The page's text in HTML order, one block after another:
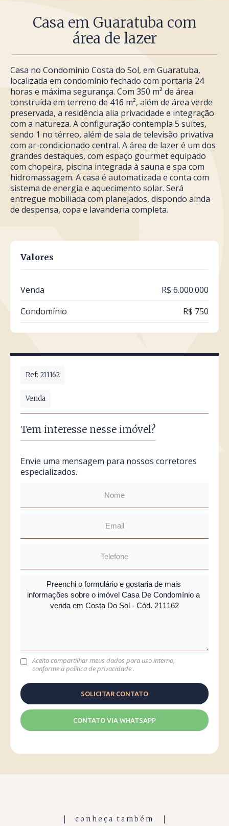
Casa em Guaratuba com
área de lazer
Casa no Condomínio Costa do Sol, em Guaratuba,
localizada em condomínio fechado com portaria 24
horas e máxima segurança. Com 350 m² de área
construída em terreno de 416 m², além de área verde
preservada, a residência alia privacidade e integração
com a natureza. A configuração contempla 5 suítes,
sendo 1 no térreo, além de sala de televisão privativa
com ar-condicionado central. A área de lazer é um dos
grandes destaques, com espaço gourmet equipado
com chopeira, piscina integrada à sauna e spa com
hidromassagem. A casa é automatizada e conta com
sistema de energia e aquecimento solar. Será
entregue mobiliada com planejados, dispondo ainda
de despensa, copa e lavanderia completa.
Valores
Venda
R$ 6.000.000
Condomínio
R$ 750
Ref: 211162
Venda
Tem interesse nesse imóvel?
Envie uma mensagem para nossos corretores
especializados.
Aceito compartilhar meus dados para uso interno,
conforme apolítica de privacidade.
CONTATO VIA WHATSAPP
conheça também